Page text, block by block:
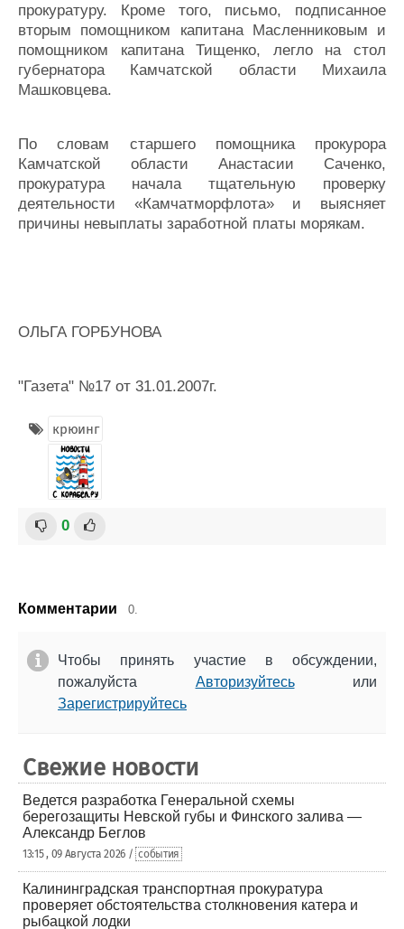
прокуратуру. Кроме того, письмо, подписанное
вторым помощником капитана Масленниковым и
помощником капитана Тищенко, легло на стол
губернатора Камчатской области Михаила
Машковцева.
По словам старшего помощника прокурора
Камчатской области Анастасии Саченко,
прокуратура начала тщательную проверку
деятельности «Камчатморфлота» и выясняет
причины невыплаты заработной платы морякам.
ОЛЬГА ГОРБУНОВА
"Газета" №17 от 31.01.2007г.
крюинг
0
Комментарии 0.
Чтобы принять участие в обсуждении,
пожалуйста Авторизуйтесьили
Зарегистрируйтесь
Свежие новости
Ведется разработка Генеральной схемы
берегозащиты Невской губы и Финского залива —
Александр Беглов
13:15 , 09 Августа 2026 / события
Калининградская транспортная прокуратура
проверяет обстоятельства столкновения катера и
рыбацкой лодки